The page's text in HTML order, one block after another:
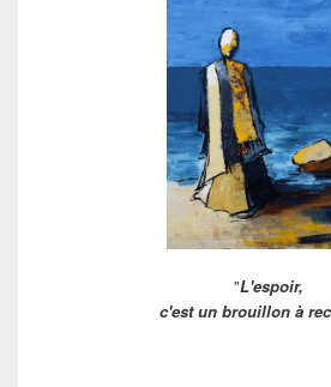
"L'espoir,
c'est un brouillon à